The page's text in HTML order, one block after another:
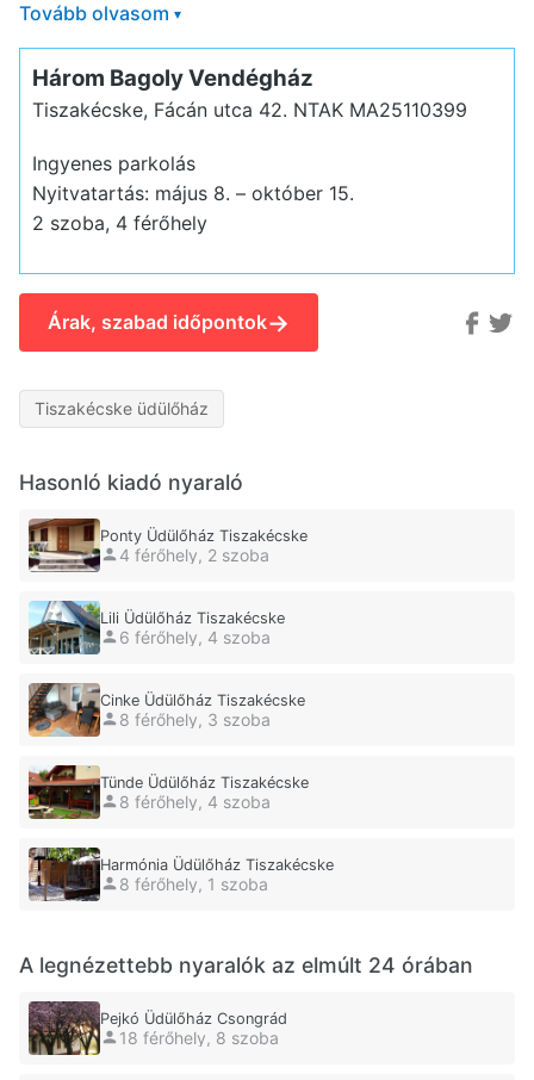
Tovább olvasom ▾
Három Bagoly Vendégház
Tiszakécske, Fácán utca 42. NTAK MA25110399
Ingyenes parkolás
Nyitvatartás: május 8. – október 15.
2 szoba, 4 férőhely
Árak, szabad időpontok→
Tiszakécske üdülőház
Hasonló kiadó nyaraló
Ponty Üdülőház Tiszakécske
4 férőhely, 2 szoba
Lili Üdülőház Tiszakécske
6 férőhely, 4 szoba
Cinke Üdülőház Tiszakécske
8 férőhely, 3 szoba
Tünde Üdülőház Tiszakécske
8 férőhely, 4 szoba
Harmónia Üdülőház Tiszakécske
8 férőhely, 1 szoba
A legnézettebb nyaralók az elmúlt 24 órában
Pejkó Üdülőház Csongrád
18 férőhely, 8 szoba